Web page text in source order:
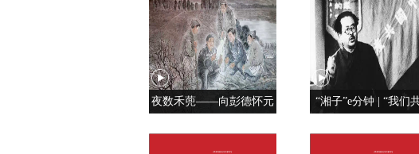
夜数禾蔸——向彭德怀元
“湘子”e分钟 | “我们